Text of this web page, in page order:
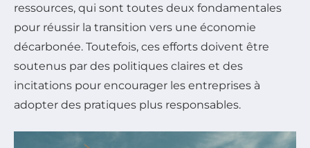
ressources, qui sont toutes deux fondamentales
pour réussir la transition vers une économie
décarbonée. Toutefois, ces efforts doivent être
soutenus par des politiques claires et des
incitations pour encourager les entreprises à
adopter des pratiques plus responsables.